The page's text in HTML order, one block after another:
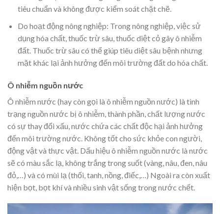
tiêu chuẩn và không được kiểm soát chặt chẽ.
Do hoạt động nông nghiệp: Trong nông nghiệp, việc sử
dụng hóa chất, thuốc trừ sâu, thuốc diệt cỏ gây ô nhiễm
đất. Thuốc trừ sâu có thể giúp tiêu diệt sâu bệnh nhưng
mặt khác lại ảnh hưởng đến môi trường đất do hóa chất.
Ô nhiễm nguồn nước
Ô nhiễm nước (hay còn gọi là ô nhiễm nguồn nước) là tình
trạng nguồn nước bị ô nhiễm, thành phần, chất lượng nước
có sự thay đổi xấu, nước chứa các chất độc hại ảnh hưởng
đến môi trường nước. Không tốt cho sức khỏe con người,
động vật và thực vật. Dấu hiệu ô nhiễm nguồn nước là nước
sẽ có màu sắc lạ, không trắng trong suốt (vàng, nâu, đen, nâu
đỏ,…) và có mùi lạ (thối, tanh, nồng, điếc,…) Ngoài ra còn xuất
hiện bọt, bọt khí và nhiều sinh vật sống trong nước chết.